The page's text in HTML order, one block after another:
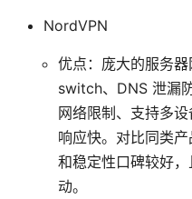
NordVPN
优点：庞大的服务
switch、DNS 泄漏
网络限制、支持多
响应快。对比同类
和稳定性口碑较好
动。